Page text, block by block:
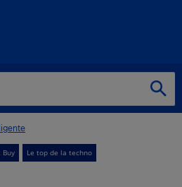
Buy Le top de la techno